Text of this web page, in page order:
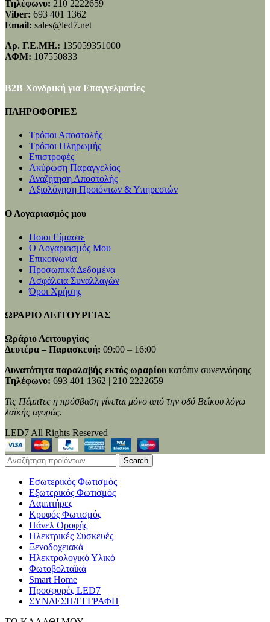
Τηλέφωνο: 210 2222659
Viber: 693 401 1362
Email: sales@led7.net
Αρ. Γ.Ε.ΜΗ.: 135059351000
ΑΦΜ: 107550833
B2B Χονδρική για Επαγγελματίες
ΠΛΗΡΟΦΟΡΙΕΣ
Τρόποι Αποστολής
Τρόποι Πληρωμής
Επιστροφές
Ακύρωση Παραγγελίας
Αναζήτηση Αποστολής
Αξιολόγηση Προϊόντων & Υπηρεσιών
Ο Λογαριασμός μου
Ποιοι Είμαστε
Ο Λογαριασμός Μου
Επικοινωνία
Προσωπικά Δεδομένα
Ασφάλεια Συναλλαγών
Όροι Χρήσης
ΩΡΑΡΙΟ ΛΕΙΤΟΥΡΓΙΑΣ
Ωράριο Λειτουργίας
Δευτέρα – Παρασκευή: 09:00 – 16:00
Δυνατότητα παραλαβής εκτός ωραρίου κατόπιν συνεννόησης
Τηλέφωνο: 693 401 1362 | 210 2222659
Τις Πέμπτες η πρόσβαση γίνεται μόνο από την οδό Βεΐκου λόγω
λαϊκής αγοράς.
LED7 All Rights Reserved
Search
Εσωτερικός Φωτισμός
Εξωτερικός Φωτισμός
Λαμπτήρες
Κρυφός Φωτισμός
Πάνελ Οροφής
Ηλεκτρικές Συσκευές
Ξενοδοχειακά
Ηλεκτρολογικό Υλικό
Φωτοβολταϊκά
Smart Home
Προσφορές LED7
ΣΥΝΔΕΣΗ/ΕΓΓΡΑΦΗ